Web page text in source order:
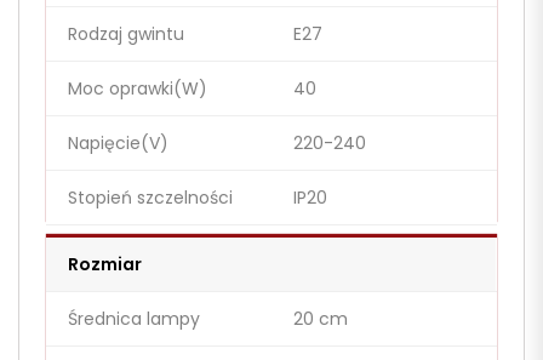
Rodzaj gwintu E27
Moc oprawki(W) 40
Napięcie(V) 220-240
Stopień szczelności IP20
Rozmiar
Średnica lampy 20 cm